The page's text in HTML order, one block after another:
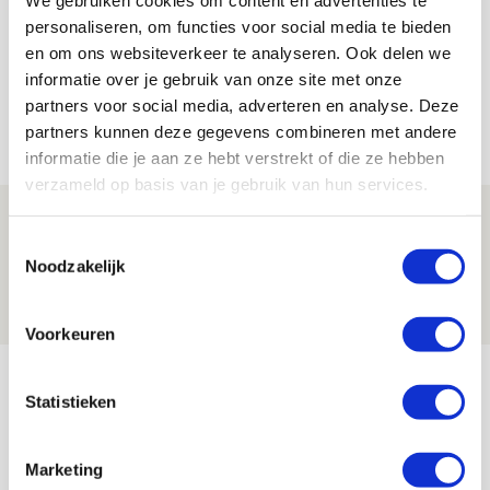
personaliseren, om functies voor social media te bieden
en om ons websiteverkeer te analyseren. Ook delen we
informatie over je gebruik van onze site met onze
partners voor social media, adverteren en analyse. Deze
partners kunnen deze gegevens combineren met andere
informatie die je aan ze hebt verstrekt of die ze hebben
verzameld op basis van je gebruik van hun services.
Noodzakelijk
Voorkeuren
Statistieken
Marketing
Bekijk alle berichten van De Redactie
Net binnen //
Ter Stegen over uitdagingen en
leidersrol bij Ajax
aanwinsten in thuisduel met
05 AUGUSTUS 2026 - 15:35